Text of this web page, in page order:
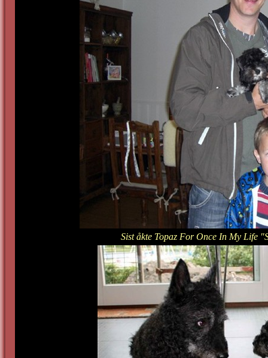
Sist åkte Topaz For Once In My Life